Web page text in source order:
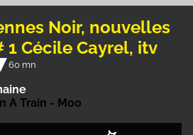
Noir, nouvelles
1 Cécile Cayrel, itv
60 mn
A Train - Moo